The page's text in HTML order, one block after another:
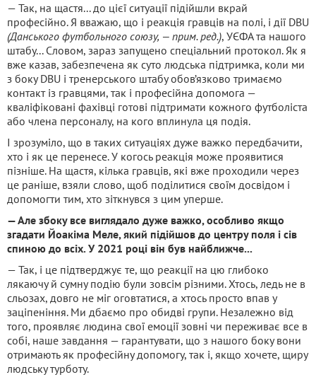
— Так, на щастя... до цієї ситуації підійшли вкрай
професійно. Я вважаю, що і реакція гравців на полі, і дії DBU
(Данського футбольного союзу, — прим. ред.), УЄФА та нашого
штабу... Словом, зараз запущено спеціальний протокол. Як я
вже казав, забезпечена як суто людська підтримка, коли ми
з боку DBU і тренерського штабу обов’язково тримаємо
контакт із гравцями, так і професійна допомога —
кваліфіковані фахівці готові підтримати кожного футболіста
або члена персоналу, на кого вплинула ця подія.
І зрозуміло, що в таких ситуаціях дуже важко передбачити,
хто і як це перенесе. У когось реакція може проявитися
пізніше. На щастя, кілька гравців, які вже проходили через
це раніше, взяли слово, щоб поділитися своїм досвідом і
допомогти тим, хто зіткнувся з цим уперше.
— Але збоку все виглядало дуже важко, особливо якщо
згадати Йоакіма Меле, який підійшов до центру поля і сів
спиною до всіх. У 2021 році він був найближче...
— Так, і це підтверджує те, що реакції на цю глибоко
лякаючу й сумну подію були зовсім різними. Хтось, ледь не в
сльозах, довго не міг оговтатися, а хтось просто впав у
заціпеніння. Ми дбаємо про обидві групи. Незалежно від
того, проявляє людина свої емоції зовні чи переживає все в
собі, наше завдання — гарантувати, що з нашого боку вони
отримають як професійну допомогу, так і, якщо хочете, щиру
людську турботу.